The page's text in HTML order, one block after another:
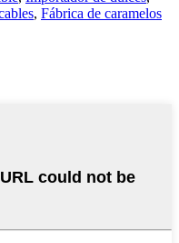
, Fábrica de caramelos